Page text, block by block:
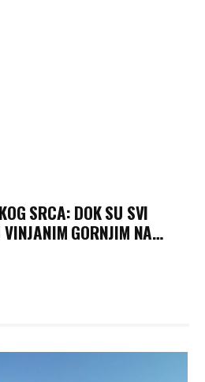
SRCA: DOK SU SVI
GORNJIM NA
DIJELILI VODU